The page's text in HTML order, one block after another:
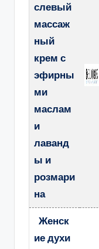
слевый
массаж
ный
крем с
эфирны
ми
маслам
и
лаванд
ы и
розмари
на
Женск
ие духи